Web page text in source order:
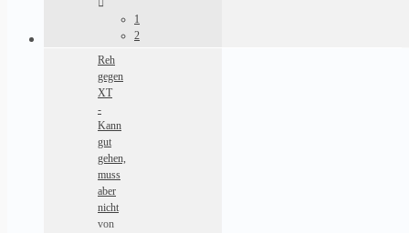
1
2
Reh
gegen
XT
-
Kann
gut
gehen,
muss
aber
nicht
von